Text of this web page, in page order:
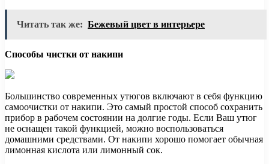
Читать так же: Бежевый цвет в интерьере
Способы чистки от накипи
Большинство современных утюгов включают в себя функцию
самоочистки от накипи. Это самый простой способ сохранить
прибор в рабочем состоянии на долгие годы. Если Ваш утюг
не оснащен такой функцией, можно воспользоваться
домашними средствами. От накипи хорошо помогает обычная
лимонная кислота или лимонный сок.